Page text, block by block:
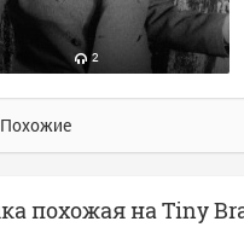
2
Похожие